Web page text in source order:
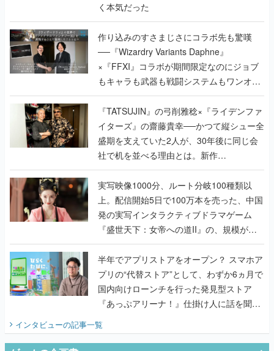
く本気だった
作り込みのすさまじさにコラボ先も驚嘆
──『Wizardry Variants Daphne』
×『FFXI』コラボが期間限定なのにジョブ
もキャラも武器も戦闘システムもワンオフ
で作り込まれた理由を両ディレクターに聞
く
『TATSUJIN』の弓削雅稔×『ライデンファ
イターズ』の齋藤貴幸──かつて縦シュー全
盛期を支えていた2人が、30年後に同じ会
社で机を並べる理由とは。新作
『TATSUJIN EXTREME』で初タッグを組
んだレジェンド2人に訊く開発秘話
実写映像1000分、ルート分岐100種類以
上。配信開始5日で100万本を売った、中国
発の実写インタラクティブドラマゲーム
『盛世天下：女帝への道II』の、規模が違
うこだわりをプロデューサーに聞いた
半年でアプリストアをオープン？ スマホア
プリの“代替ストア”として、わずか6ヵ月で
国内向けローンチを行った発見型ストア
『あっぷアリーナ！』仕掛け人に話を聞い
てみた
インタビューの記事一覧